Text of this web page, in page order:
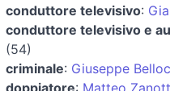
conduttore televisivo:
conduttore televisivo e
(54)
criminale: Giuseppe
doppiatore: Matteo